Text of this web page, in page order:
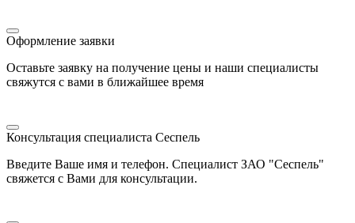
Оформление заявки
Оставьте заявку на получение цены и наши специалисты
свяжутся с вами в ближайшее время
Консультация специалиста Сеспель
Введите Ваше имя и телефон. Специалист ЗАО "Сеспель"
свяжется с Вами для консультации.